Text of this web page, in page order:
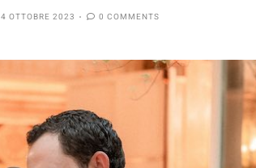
4 OTTOBRE 2023 0 COMMENTS